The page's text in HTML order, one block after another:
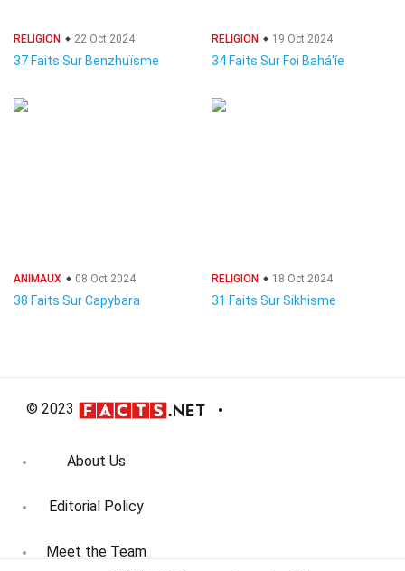
RELIGION 22 Oct 2024
37 Faits Sur Benzhuïsme
RELIGION 19 Oct 2024
34 Faits Sur Foi Bahá'íe
ANIMAUX 08 Oct 2024
38 Faits Sur Capybara
RELIGION 18 Oct 2024
31 Faits Sur Sikhisme
© 2023
About Us
Editorial Policy
Meet the Team